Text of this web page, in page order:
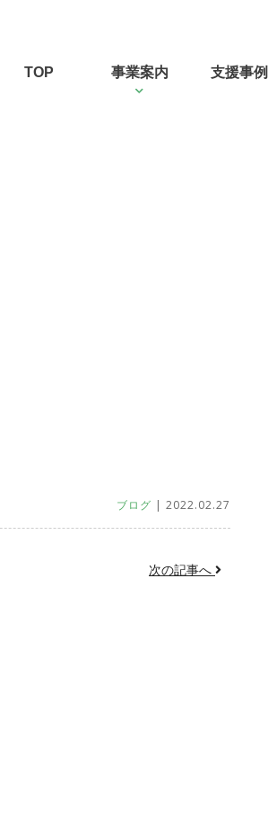
TOP 事業案内 支援事例
ブログ | 2022.02.27
次の記事へ